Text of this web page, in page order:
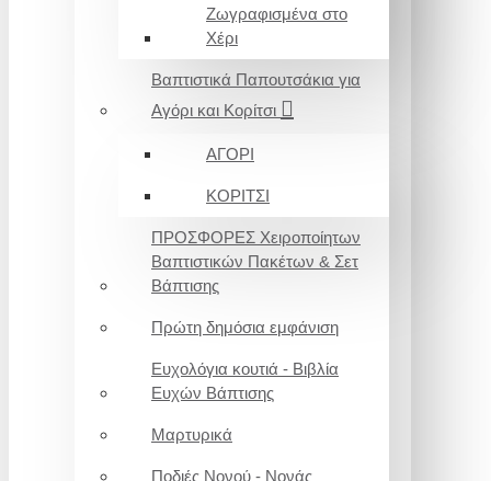
Ζωγραφισμένα στο
Χέρι
Βαπτιστικά Παπουτσάκια για
Αγόρι και Κορίτσι
ΑΓΟΡΙ
ΚΟΡΙΤΣΙ
ΠΡΟΣΦΟΡΕΣ Χειροποίητων
Βαπτιστικών Πακέτων & Σετ
Βάπτισης
Πρώτη δημόσια εμφάνιση
Ευχολόγια κουτιά - Βιβλία
Ευχών Βάπτισης
Μαρτυρικά
Ποδιές Νονού - Νονάς